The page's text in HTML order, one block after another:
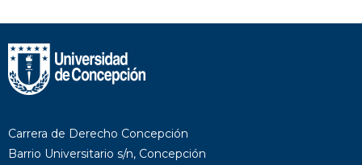
Carrera de Derecho Concepción
Barrio Universitario s/n, Concepción